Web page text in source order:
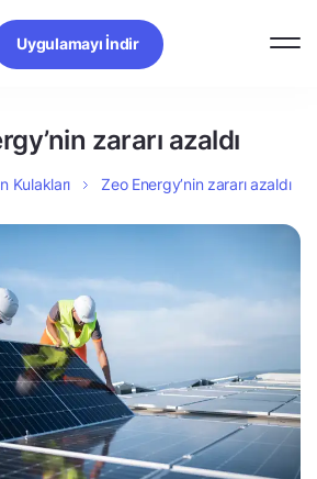
Uygulamayı İndir
zararı azaldı
Kulakları Zeo Energy’nin zararı azaldı